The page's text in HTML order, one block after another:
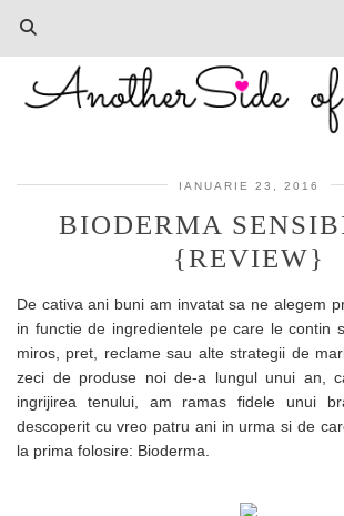
IANUARIE 23, 2016
BIODERMA
{REVIEW}
De cativa ani buni am invatat sa ne alegem
in functie de ingredientele pe care le contin
miros, pret, reclame sau alte strategii de
zeci de produse noi de-a lungul unui an,
ingrijirea tenului, am ramas fidele unui
descoperit cu vreo patru ani in urma si de
la prima folosire: Bioderma.